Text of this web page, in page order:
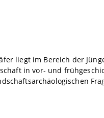
liegt im Bereich der
in vor- und